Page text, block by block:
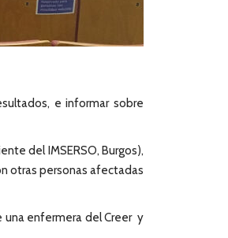
e informar sobre
del IMSERSO, Burgos),
otras personas afectadas
una enfermera del Creer y